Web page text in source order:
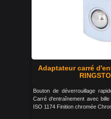
Adaptateur carré
Bouton de déverrouillage
Carré d'entraînement avec
ISO 1174 Finition chromée